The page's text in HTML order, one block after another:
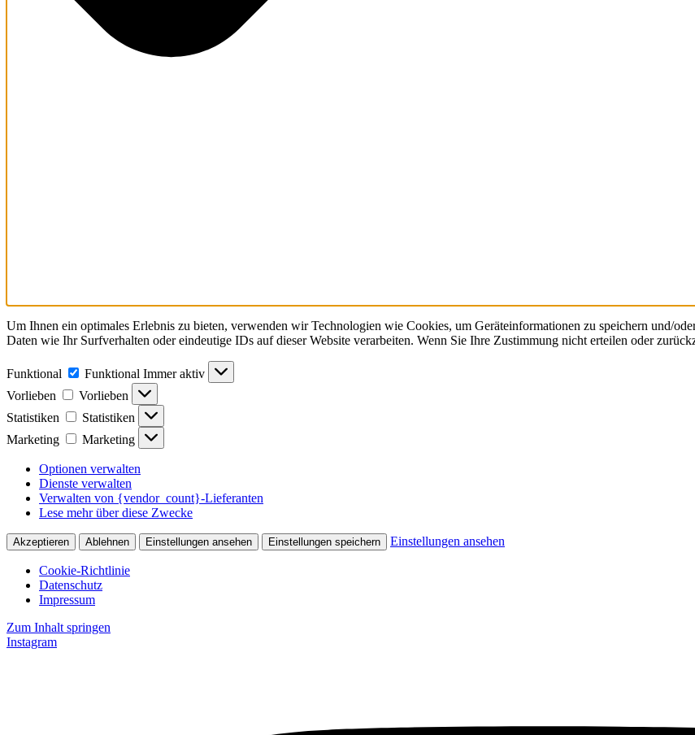
Um Ihnen ein optimales Erlebnis zu bieten, verwenden wir Technologien wie Cookies, um Geräteinformationen zu speichern und/
Daten wie Ihr Surfverhalten oder eindeutige IDs auf dieser Website verarbeiten. Wenn Sie Ihre Zustimmung nicht erteilen oder
Funktional Funktional Immer aktiv
Vorlieben
Vorlieben
Statistiken
Statistiken
Marketing
Marketing
Optionen verwalten
Dienste verwalten
Verwalten von {vendor_count}-Lieferanten
Lese mehr über diese Zwecke
Akzeptieren Ablehnen Einstellungen ansehen Einstellungen speichern Einstellungen ansehen
Cookie-Richtlinie
Datenschutz
Impressum
Zum Inhalt springen
Instagram